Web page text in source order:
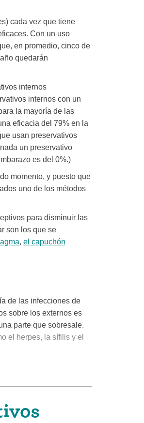
cada vez que tiene
Con un uso
en promedio, cinco de
quedarán
internos
internos con un
la mayoría de las
eficacia del 79% en la
usan preservativos
un preservativo
es del 0%.)
momento, y puesto que
uno de los métodos
para disminuir las
son los que se
, el capuchón
de las infecciones de
sobre los externos es
parte que sobresale.
el herpes, la sífilis y el
de usarlos, por
descubrir que está